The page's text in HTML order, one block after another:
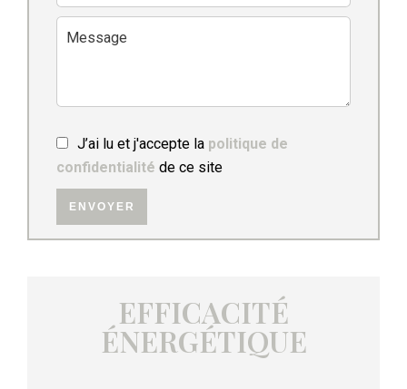
J’ai lu et j'accepte la politique de
confidentialité de ce site
ENVOYER
EFFICACITÉ
ÉNERGÉTIQUE